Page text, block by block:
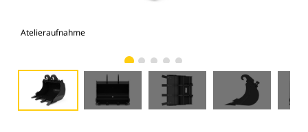
Atelieraufnahme